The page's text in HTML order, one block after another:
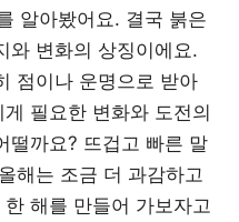
알아봤어요. 결국 붉은
와 변화의 상징이에요.
점이나 운명으로 받아
필요한 변화와 도전의
떨까요? 뜨겁고 빠른 말
해는 조금 더 과감하고
해를 만들어 가보자고